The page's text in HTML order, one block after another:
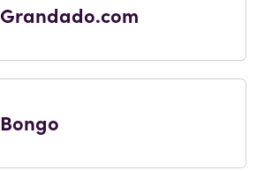
Grandado.com
Bongo